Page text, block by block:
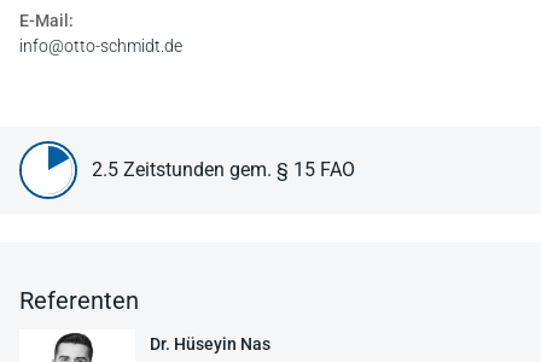
E-Mail:
info@otto-schmidt.de
2.5 Zeitstunden gem. § 15 FAO
Referenten
Dr. Hüseyin Nas